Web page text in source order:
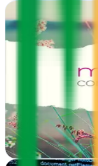
Mas Que
Logroño y Madrid
Logroño, La Rioja
personalizadas de
reales y visibles
Ver fichacompleta